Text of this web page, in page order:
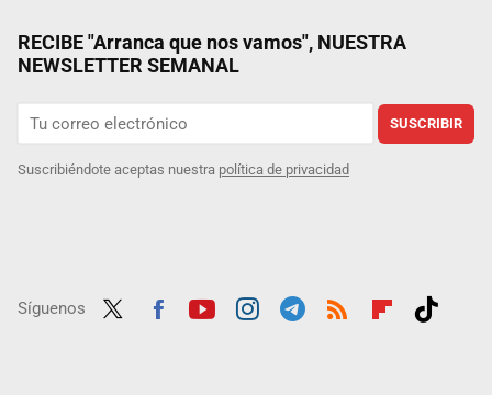
RECIBE "Arranca que nos vamos", NUESTRA
NEWSLETTER SEMANAL
SUSCRIBIR
Suscribiéndote aceptas nuestra política de privacidad
Síguenos